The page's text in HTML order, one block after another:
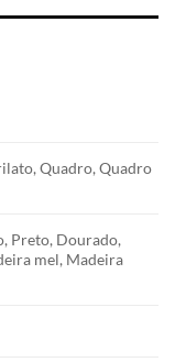
Quadro, Quadro
Preto, Dourado,
mel, Madeira